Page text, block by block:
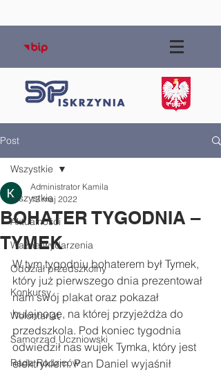
Post
Wszystkie
Aktualności
Ważne wydarzenia
Oddział przedszkolny
Konkursy
Wolontariat
Samorząd Uczniowski
Rada Rodziców
Wszystkie
BOHATER TYGODNIA –
TYMEK
Administrator Kamila
13 maj 2022
W tym tygodniu bohaterem był Tymek,
który już pierwszego dnia prezentował
nam swój plakat oraz pokazał
hulajnogę, na której przyjeżdża do
przedszkola. Pod koniec tygodnia
odwiedził nas wujek Tymka, który jest
elektrykiem. Pan Daniel wyjaśnił